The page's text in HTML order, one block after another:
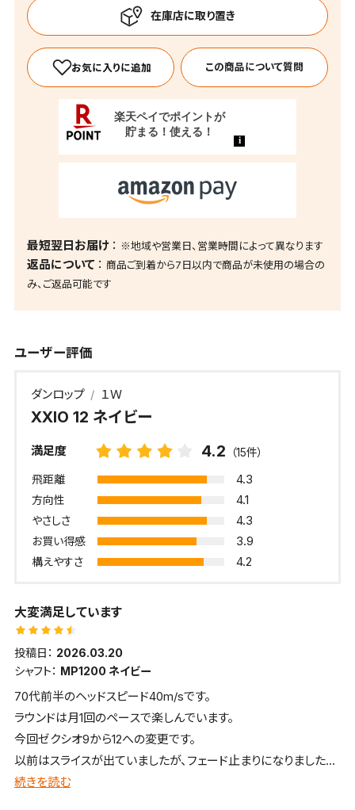
この商品について質問
最短翌日お届け ※地域や営業日、営業時間によって異なります
返品について
商品ご到着から7日以内で商品が未使用の場合の
み、ご返品可能です
ユーザー評価
ダンロップ １Ｗ
XXIO 12 ネイビー
満足度 4.2 （15件）
飛距離 4.3
方向性 4.1
やさしさ 4.3
お買い得感 3.9
構えやすさ 4.2
大変満足しています
投稿日： 2026.03.20
シャフト： MP1200 ネイビー
70代前半のヘッドスピード40m/sです。
ラウンドは月1回のペースで楽しんでいます。
今回ゼクシオ9から12への変更です。
以前はスライスが出ていましたが、フェード止まりになりました。
新機能により高弾道で芯の広さを感じるクラブです。
続きを読む